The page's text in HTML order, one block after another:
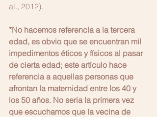
al., 2012).
*No hacemos referencia a la tercera
edad, es obvio que se encuentran mil
impedimentos éticos y físicos al pasar
de cierta edad; este artículo hace
referencia a aquellas personas que
afrontan la maternidad entre los 40 y
los 50 años. No seria la primera vez
que escuchamos que la vecina de